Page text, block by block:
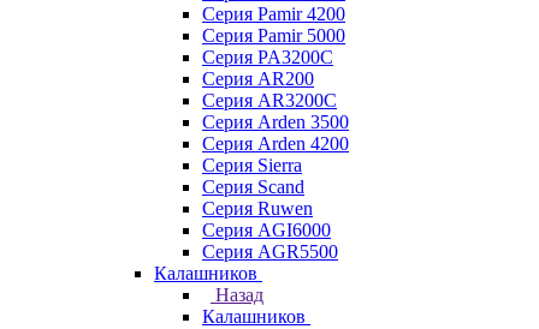
Серия Pamir 4200
Серия Pamir 5000
Серия PA3200C
Серия AR200
Серия AR3200C
Серия Arden 3500
Серия Arden 4200
Серия Sierra
Серия Scand
Серия Ruwen
Серия AGI6000
Серия AGR5500
Калашников
Назад
Калашников